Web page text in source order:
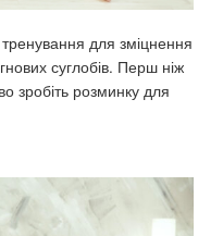
для зміцнення
суглобів. Перш ніж
зробіть розминку для